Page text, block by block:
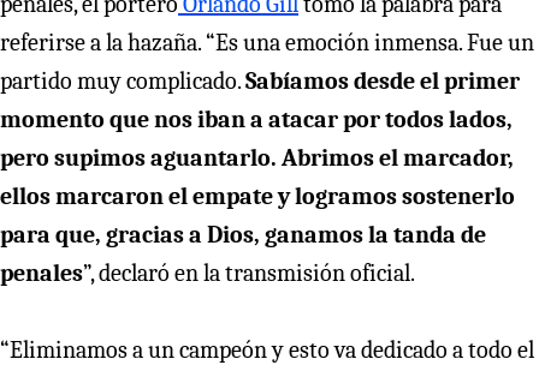
referirse a la hazaña. “Es una emoción inmensa. Fue un
partido muy complicado.Sabíamos desde el primer
momento que nos iban a atacar por todos lados,
pero supimos aguantarlo. Abrimos el marcador,
ellos marcaron el empate y logramos sostenerlo
para que, gracias a Dios, ganamos la tanda de
penales”, declaró en la transmisión oficial.
“Eliminamos a un campeón y esto va dedicado a todo el